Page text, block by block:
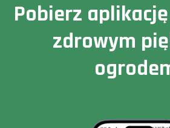
Pobierz
zdrowym